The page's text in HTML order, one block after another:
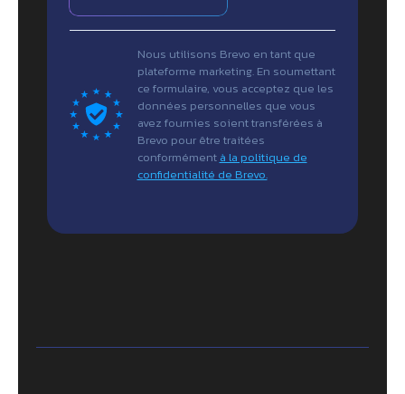
Nous utilisons Brevo en tant que
plateforme marketing. En soumettant
ce formulaire, vous acceptez que les
données personnelles que vous
avez fournies soient transférées à
Brevo pour être traitées
conformément à la politique de
confidentialité de Brevo.